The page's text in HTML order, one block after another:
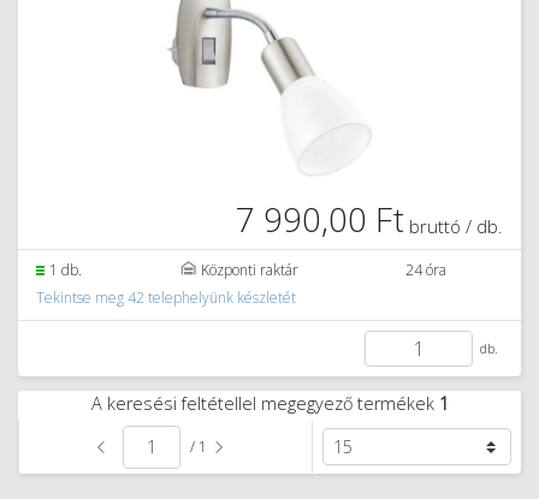
7 990,00 Ft bruttó / db.
1 db. Központi raktár
24 óra
Tekintse meg 42 telephelyünk készletét
db.
A keresési feltétellel megegyező termékek 1
/ 1